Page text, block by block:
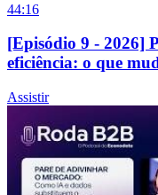
44:16
[Episódio 9 - 2026]
eficiência: o que
Assistir